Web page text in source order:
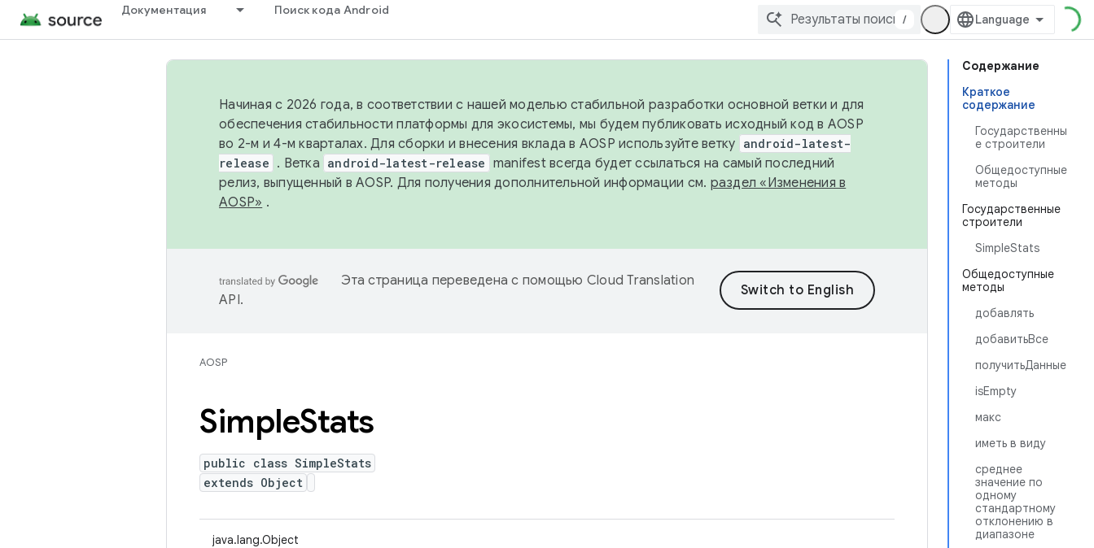
Документация Поиск кода Android
/
Содержание
Краткое
содержание
Государственны
е строители
Общедоступные
методы
Государственные
строители
SimpleStats
Общедоступные
методы
добавлять
добавитьВсе
получитьДанные
isEmpty
макс
иметь в виду
среднее
значение по
одному
стандартному
отклонению в
диапазоне
Начиная с 2026 года, в соответствии с нашей моделью стабильной разработки основной ветки и для
обеспечения стабильности платформы для экосистемы, мы будем публиковать исходный код в AOSP
во 2-м и 4-м кварталах. Для сборки и внесения вклада в AOSP используйте ветку android-latest-
release . Ветка android-latest-release manifest всегда будет ссылаться на самый последний
релиз, выпущенный в AOSP. Для получения дополнительной информации см. раздел «Изменения в
AOSP» .
Эта страница переведена с помощью Cloud Translation
API.
AOSP
SimpleStats
public class SimpleStats
extends Object
java.lang.Object